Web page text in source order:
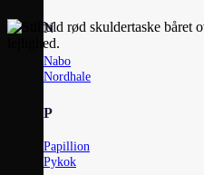
N
Nabo
Nordhale
P
Papillion
Pykok